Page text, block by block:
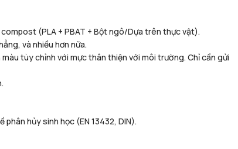
(PLA + PBAT + Bột ngô/Dựa trên thực vật).
và nhiều hơn nữa.
tùy chỉnh với mực thân thiện với môi trường. Chỉ cần gửi
hủy sinh học (EN 13432, DIN).